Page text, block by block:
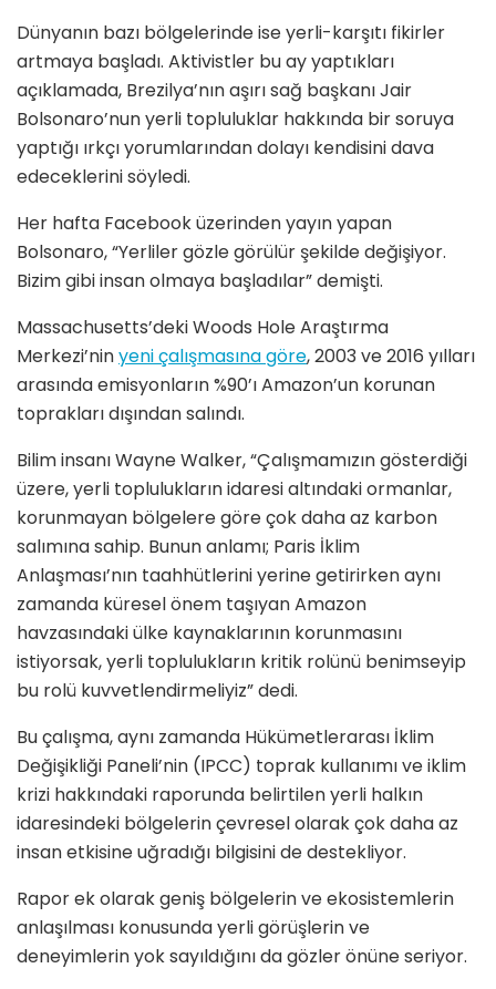
Dünyanın bazı bölgelerinde ise yerli-karşıtı fikirler
artmaya başladı. Aktivistler bu ay yaptıkları
açıklamada, Brezilya’nın aşırı sağ başkanı Jair
Bolsonaro’nun yerli topluluklar hakkında bir soruya
yaptığı ırkçı yorumlarından dolayı kendisini dava
edeceklerini söyledi.
Her hafta Facebook üzerinden yayın yapan
Bolsonaro, “Yerliler gözle görülür şekilde değişiyor.
Bizim gibi insan olmaya başladılar” demişti.
Massachusetts’deki Woods Hole Araştırma
Merkezi’ninyeni çalışmasına göre, 2003 ve 2016 yılları
arasında emisyonların %90’ı Amazon’un korunan
toprakları dışından salındı.
Bilim insanı Wayne Walker, “Çalışmamızın gösterdiği
üzere, yerli toplulukların idaresi altındaki ormanlar,
korunmayan bölgelere göre çok daha az karbon
salımına sahip. Bunun anlamı; Paris İklim
Anlaşması’nın taahhütlerini yerine getirirken aynı
zamanda küresel önem taşıyan Amazon
havzasındaki ülke kaynaklarının korunmasını
istiyorsak, yerli toplulukların kritik rolünü benimseyip
bu rolü kuvvetlendirmeliyiz” dedi.
Bu çalışma, aynı zamanda Hükümetlerarası İklim
Değişikliği Paneli’nin (IPCC) toprak kullanımı ve iklim
krizi hakkındaki raporunda belirtilen yerli halkın
idaresindeki bölgelerin çevresel olarak çok daha az
insan etkisine uğradığı bilgisini de destekliyor.
Rapor ek olarak geniş bölgelerin ve ekosistemlerin
anlaşılması konusunda yerli görüşlerin ve
deneyimlerin yok sayıldığını da gözler önüne seriyor.